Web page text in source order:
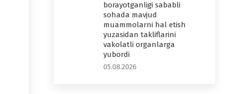
borayotganligi sababli
sohada mavjud
muammolarni hal etish
yuzasidan takliflarini
vakolatli organlarga
yubordi
05.08.2026